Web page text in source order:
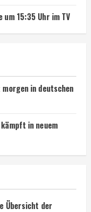
15:35 Uhr im TV
in deutschen
in neuem
Übersicht der